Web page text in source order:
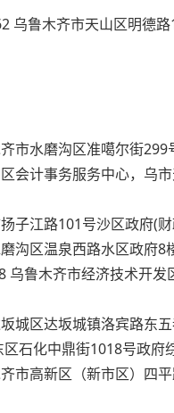
乌鲁木齐市天山区明德
市水磨沟区准噶尔街299
会计事务服务中心，乌
子江路101号沙区政府(
沟区温泉西路水区政府8
鲁木齐市经济技术开
城区达坂城镇洛宾路东
石化中鼎街1018号政府
市高新区（新市区）四